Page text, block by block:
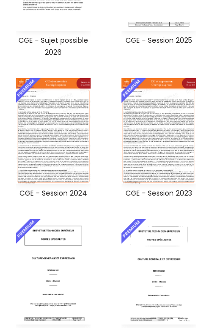
CGE - Sujet possible
2026
CGE - Session 2025
PREMIUM
CGE - Session 2024
PREMIUM
CGE - Session 2023
PREMIUM PREMIUM